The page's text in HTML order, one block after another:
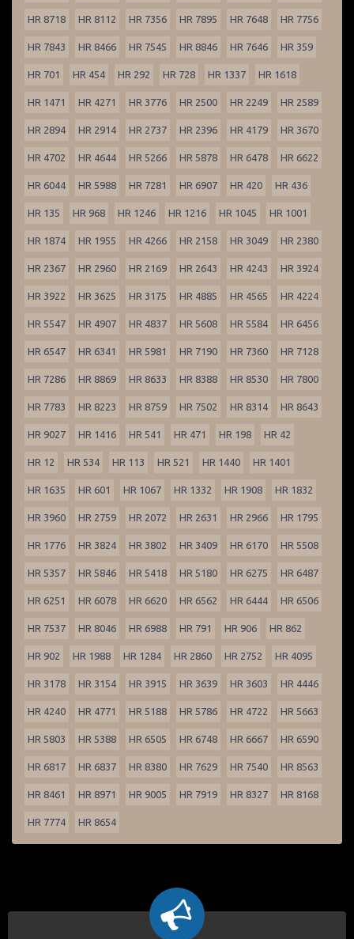
HR 8718 HR 8112 HR 7356 HR 7895 HR 7648 HR 7756
HR 7843 HR 8466 HR 7545 HR 8846 HR 7646 HR 359
HR 701 HR 454 HR 292 HR 728 HR 1337 HR 1618
HR 1471 HR 4271 HR 3776 HR 2500 HR 2249 HR 2589
HR 2894 HR 2914 HR 2737 HR 2396 HR 4179 HR 3670
HR 4702 HR 4644 HR 5266 HR 5878 HR 6478 HR 6622
HR 6044 HR 5988 HR 7281 HR 6907 HR 420 HR 436
HR 135 HR 968 HR 1246 HR 1216 HR 1045 HR 1001
HR 1874 HR 1955 HR 4266 HR 2158 HR 3049 HR 2380
HR 2367 HR 2960 HR 2169 HR 2643 HR 4243 HR 3924
HR 3922 HR 3625 HR 3175 HR 4885 HR 4565 HR 4224
HR 5547 HR 4907 HR 4837 HR 5608 HR 5584 HR 6456
HR 6547 HR 6341 HR 5981 HR 7190 HR 7360 HR 7128
HR 7286 HR 8869 HR 8633 HR 8388 HR 8530 HR 7800
HR 7783 HR 8223 HR 8759 HR 7502 HR 8314 HR 8643
HR 9027 HR 1416 HR 541 HR 471 HR 198 HR 42
HR 12 HR 534 HR 113 HR 521 HR 1440 HR 1401
HR 1635 HR 601 HR 1067 HR 1332 HR 1908 HR 1832
HR 3960 HR 2759 HR 2072 HR 2631 HR 2966 HR 1795
HR 1776 HR 3824 HR 3802 HR 3409 HR 6170 HR 5508
HR 5357 HR 5846 HR 5418 HR 5180 HR 6275 HR 6487
HR 6251 HR 6078 HR 6620 HR 6562 HR 6444 HR 6506
HR 7537 HR 8046 HR 6988 HR 791 HR 906 HR 862
HR 902 HR 1988 HR 1284 HR 2860 HR 2752 HR 4095
HR 3178 HR 3154 HR 3915 HR 3639 HR 3603 HR 4446
HR 4240 HR 4771 HR 5188 HR 5786 HR 4722 HR 5663
HR 5803 HR 5388 HR 6505 HR 6748 HR 6667 HR 6590
HR 6817 HR 6837 HR 8380 HR 7629 HR 7540 HR 8563
HR 8461 HR 8971 HR 9005 HR 7919 HR 8327 HR 8168
HR 7774 HR 8654